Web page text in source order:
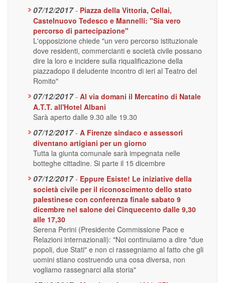
07/12/2017 - Piazza della Vittoria, Cellai,
Castelnuovo Tedesco e Mannelli: "Sia vero
percorso di partecipazione"
L'opposizione chiede "un vero percorso istituzionale
dove residenti, commercianti e società civile possano
dire la loro e incidere sulla riqualificazione della
piazzadopo il deludente incontro di ieri al Teatro del
Romito"
07/12/2017 - Al via domani il Mercatino di Natale
A.T.T. all'Hotel Albani
Sarà aperto dalle 9.30 alle 19.30
07/12/2017 - A Firenze sindaco e assessori
diventano artigiani per un giorno
Tutta la giunta comunale sarà impegnata nelle
botteghe cittadine. Si parte il 15 dicembre
07/12/2017 - Eppure Esiste! Le iniziative della
società civile per il riconoscimento dello stato
palestinese con conferenza finale sabato 9
dicembre nel salone dei Cinquecento dalle 9,30
alle 17,30
Serena Perini (Presidente Commissione Pace e
Relazioni internazionali): "Noi continuiamo a dire "due
popoli, due Stati" e non ci rassegniamo al fatto che gli
uomini stiano costruendo una cosa diversa, non
vogliamo rassegnarci alla storia"